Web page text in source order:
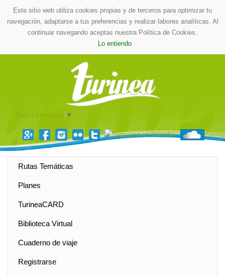
Este sitio web utiliza cookies propias y de terceros para optimizar tu
navegación, adaptarse a tus preferencias y realizar labores analíticas. Al
continuar navegando aceptas nuestra Política de Cookies.
Lo entiendo
▼
Rutas Temáticas
Planes
TurineaCARD
Biblioteca Virtual
Cuaderno de viaje
Registrarse